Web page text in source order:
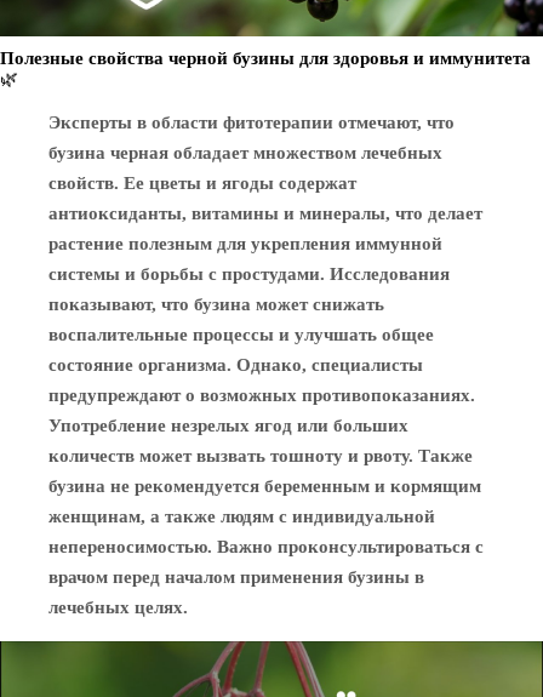
Полезные свойства черной бузины для здоровья и иммунитета
🌿
Эксперты в области фитотерапии отмечают, что
бузина черная обладает множеством лечебных
свойств. Ее цветы и ягоды содержат
антиоксиданты, витамины и минералы, что делает
растение полезным для укрепления иммунной
системы и борьбы с простудами. Исследования
показывают, что бузина может снижать
воспалительные процессы и улучшать общее
состояние организма. Однако, специалисты
предупреждают о возможных противопоказаниях.
Употребление незрелых ягод или больших
количеств может вызвать тошноту и рвоту. Также
бузина не рекомендуется беременным и кормящим
женщинам, а также людям с индивидуальной
непереносимостью. Важно проконсультироваться с
врачом перед началом применения бузины в
лечебных целях.